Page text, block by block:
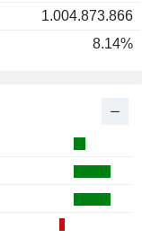
1.004.873.866
8.14%